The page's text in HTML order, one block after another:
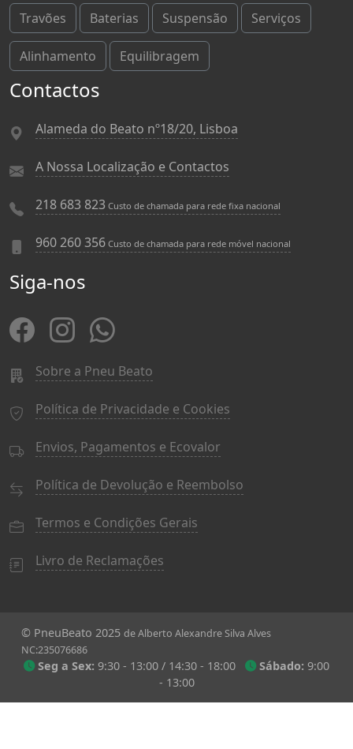
Travões Baterias Suspensão Serviços
Alinhamento Equilibragem
Contactos
Alameda do Beato nº18/20, Lisboa
A Nossa Localização e Contactos
218 683 823 Custo de chamada para rede fixa nacional
960 260 356 Custo de chamada para rede móvel nacional
Siga-nos
Sobre a Pneu Beato
Política de Privacidade e Cookies
Envios, Pagamentos e Ecovalor
Política de Devolução e Reembolso
Termos e Condições Gerais
Livro de Reclamações
© PneuBeato 2025 de Alberto Alexandre Silva Alves
NC:235076686
Seg a Sex: 9:30 - 13:00 / 14:30 - 18:00 Sábado: 9:00
- 13:00